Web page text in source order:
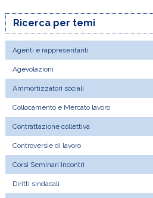
Ricerca per temi
Agenti e rappresentanti
Agevolazioni
Ammortizzatori sociali
Collocamento e Mercato lavoro
Contrattazione collettiva
Controversie di lavoro
Corsi Seminari Incontri
Diritti sindacali